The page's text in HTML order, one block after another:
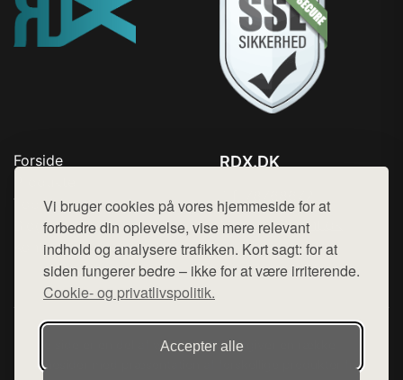
Vi bruger cookies på vores hjemmeside for at
forbedre din oplevelse, vise mere relevant
indhold og analysere trafikken. Kort sagt: for at
siden fungerer bedre – ikke for at være irriterende.
Cookie- og privatlivspolitik.
Accepter alle
Forside
Top Rabatter
Blog
Kontakt
RDX.DK
Mail: hej@want.dk
Cookie- og privatlivspolitik
Denne side er en del af want.dk, der udgiver en række
hjemmesider med præsentation af forskellige produkter fra